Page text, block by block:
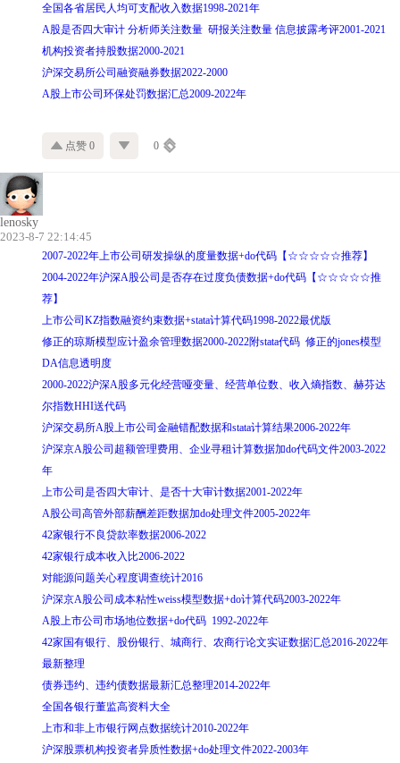
全国各省居民人均可支配收入数据1998-2021年
A股是否四大审计 分析师关注数量 研报关注数量 信息披露考评2001-2021
机构投资者持股数据2000-2021
沪深交易所公司融资融券数据2022-2000
A股上市公司环保处罚数据汇总2009-2022年
点赞 0 0
lenosky
2023-8-7 22:14:45
2007-2022年上市公司研发操纵的度量数据+do代码【☆☆☆☆☆推荐】
2004-2022年沪深A股公司是否存在过度负债数据+do代码【☆☆☆☆☆推
荐】
上市公司KZ指数融资约束数据+stata计算代码1998-2022最优版
修正的琼斯模型应计盈余管理数据2000-2022附stata代码 修正的jones模型
DA信息透明度
2000-2022沪深A股多元化经营哑变量、经营单位数、收入熵指数、赫芬达
尔指数HHI送代码
沪深交易所A股上市公司金融错配数据和stata计算结果2006-2022年
沪深京A股公司超额管理费用、企业寻租计算数据加do代码文件2003-2022
年
上市公司是否四大审计、是否十大审计数据2001-2022年
A股公司高管外部薪酬差距数据加do处理文件2005-2022年
42家银行不良贷款率数据2006-2022
42家银行成本收入比2006-2022
对能源问题关心程度调查统计2016
沪深京A股公司成本粘性weiss模型数据+do计算代码2003-2022年
A股上市公司市场地位数据+do代码 1992-2022年
42家国有银行、股份银行、城商行、农商行论文实证数据汇总2016-2022年
最新整理
债券违约、违约债数据最新汇总整理2014-2022年
全国各银行董监高资料大全
上市和非上市银行网点数据统计2010-2022年
沪深股票机构投资者异质性数据+do处理文件2022-2003年